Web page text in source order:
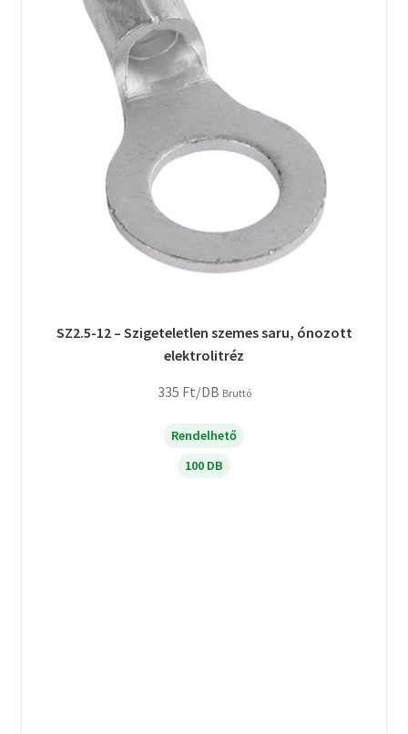
SZ2.5-12 – Szigeteletlen szemes saru, ónozott
elektrolitréz
335 Ft/DB Bruttó
Rendelhető
100 DB